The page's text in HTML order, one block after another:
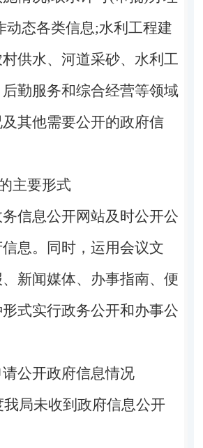
动态各类信息;水利工程建
供水、河道采砂、水利工
勤服务和综合经营等领域
及其他需要公开的政府信
主要形式
信息公开网站及时公开公
息。同时，运用会议文
新闻媒体、办事指南、便
式实行政务公开和办事公
公开政府信息情况
我局未收到政府信息公开